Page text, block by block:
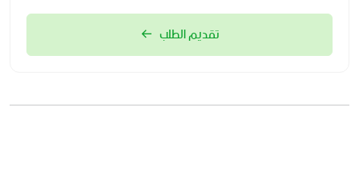
تقديم الطلب